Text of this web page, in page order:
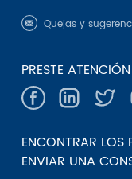
Quejas y
PRESTE
ENCONTRAR LOS
ENVIAR UNA